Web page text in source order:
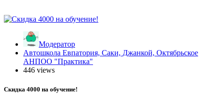
Модератор
Автошкола Евпатория, Саки, Джанкой, Октябрьское
АНПОО "Практика"
446 views
Скидка 4000 на обучение!